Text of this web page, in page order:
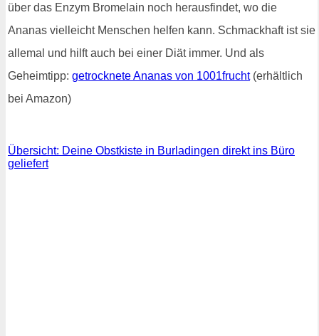
über das Enzym Bromelain noch herausfindet, wo die
Ananas vielleicht Menschen helfen kann. Schmackhaft ist sie
allemal und hilft auch bei einer Diät immer. Und als
Geheimtipp: getrocknete Ananas von 1001frucht(erhältlich
bei Amazon)
Übersicht: Deine Obstkiste in Burladingen direkt ins Büro
geliefert